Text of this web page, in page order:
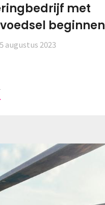
met
beginnen
5 augustus 2023